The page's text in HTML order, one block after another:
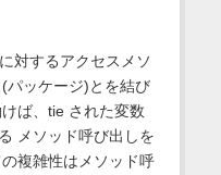
対するアクセスメソ
パッケージ)とを結び
ば、tie された変数
メソッド呼び出しを
複雑性はメソッド呼